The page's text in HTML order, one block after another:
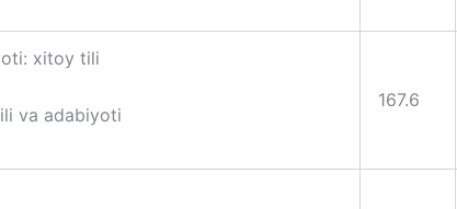
xitoy tili
va adabiyoti
167.6